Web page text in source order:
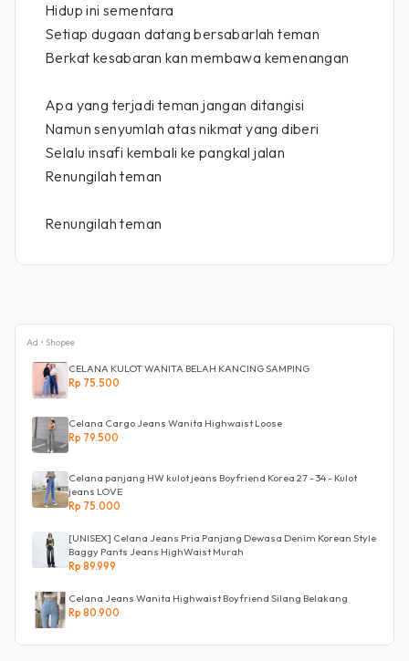
Hidup ini sementara
Setiap dugaan datang bersabarlah teman
Berkat kesabaran kan membawa kemenangan
Apa yang terjadi teman jangan ditangisi
Namun senyumlah atas nikmat yang diberi
Selalu insafi kembali ke pangkal jalan
Renungilah teman
Renungilah teman
Ad • Shopee
CELANA KULOT WANITA BELAH KANCING SAMPING
Rp 75.500
Celana Cargo Jeans Wanita Highwaist Loose
Rp 79.500
Celana panjang HW kulot jeans Boyfriend Korea 27 - 34 - Kulot
jeans LOVE
Rp 75.000
[UNISEX] Celana Jeans Pria Panjang Dewasa Denim Korean Style
Baggy Pants Jeans HighWaist Murah
Rp 89.999
Celana Jeans Wanita Highwaist Boyfriend Silang Belakang
Rp 80.900